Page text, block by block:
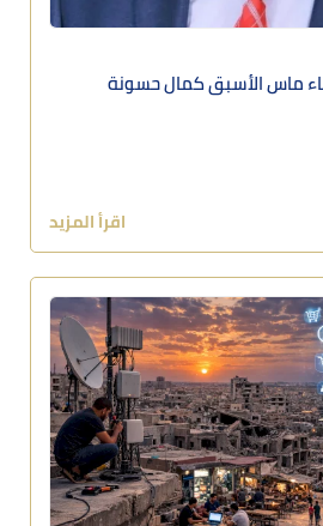
ماس الأسبق كمال حسونة
اقرأ المزيد